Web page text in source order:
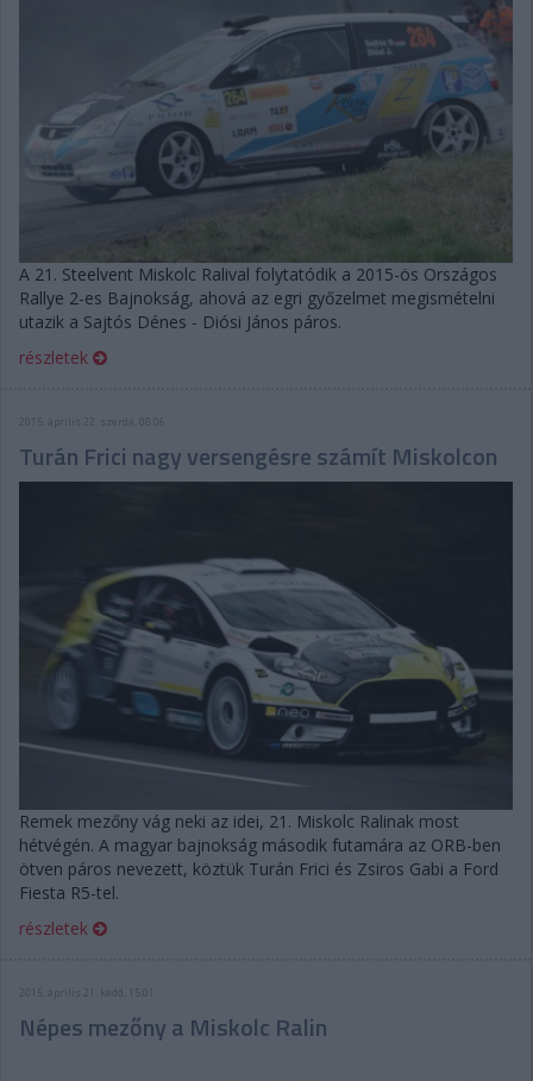
A 21. Steelvent Miskolc Ralival folytatódik a 2015-ös Országos
Rallye 2-es Bajnokság, ahová az egri győzelmet megismételni
utazik a Sajtós Dénes - Diósi János páros.
részletek
2015. április 22. szerda, 08:06
Turán Frici nagy versengésre számít Miskolcon
Remek mezőny vág neki az idei, 21. Miskolc Ralinak most
hétvégén. A magyar bajnokság második futamára az ORB-ben
ötven páros nevezett, köztük Turán Frici és Zsiros Gabi a Ford
Fiesta R5-tel.
részletek
Népes mezőny a Miskolc Ralin